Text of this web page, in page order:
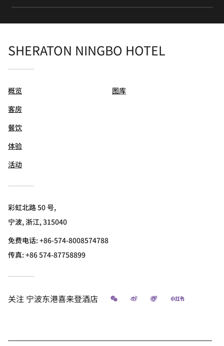
SHERATON NINGBO HOTEL
概览
客房
餐饮
体验
活动
图库
彩虹北路 50 号,
宁波, 浙江, 315040
免费电话:+86-574-8008574788
传真:+86 574-87758899
关注 宁波东港喜来登酒店 微信 微博 飞猪 小红书